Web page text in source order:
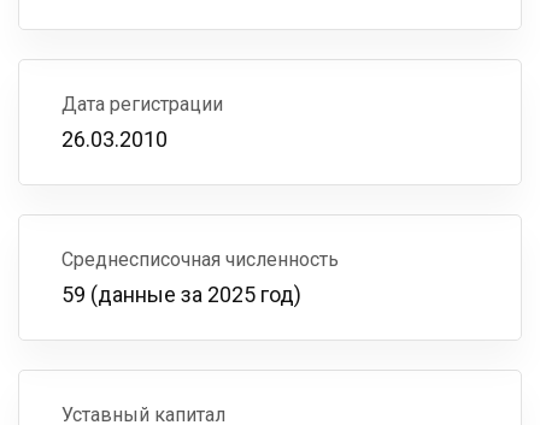
Дата регистрации
26.03.2010
Среднесписочная численность
59 (данные за 2025 год)
Уставный капитал